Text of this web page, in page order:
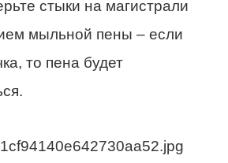
стыки на магистрали
мыльной пены – если
то пена будет